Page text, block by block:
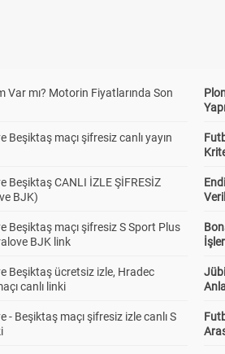
Var mı? Motorin Fiyatlarında Son
Beşiktaş maçı şifresiz canlı yayın
Beşiktaş CANLI İZLE ŞİFRESİZ
BJK)
Beşiktaş maçı şifresiz S Sport Plus
BJK link
Beşiktaş ücretsiz izle, Hradec
canlı linki
- Beşiktaş maçı şifresiz izle canlı S